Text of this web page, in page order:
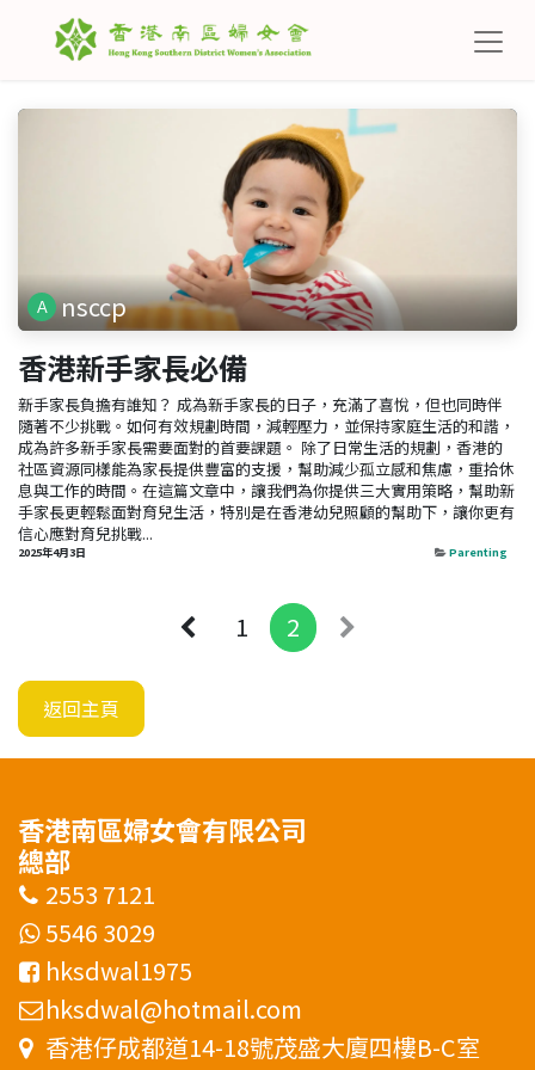
nsccp
香港新手家長必備
新手家長負擔有誰知？ 成為新手家長的日子，充滿了喜悅，但也同時伴
隨著不少挑戰。如何有效規劃時間，減輕壓力，並保持家庭生活的和諧，
成為許多新手家長需要面對的首要課題。 除了日常生活的規劃，香港的
社區資源同樣能為家長提供豐富的支援，幫助減少孤立感和焦慮，重拾休
息與工作的時間。在這篇文章中，讓我們為你提供三大實用策略，幫助新
手家長更輕鬆面對育兒生活，特別是在香港幼兒照顧的幫助下，讓你更有
信心應對育兒挑戰...
2025年4月3日 Parenting
1 2
返回主頁
香港南區婦女會有限公司
總部
2553 7121
5546 3029
hksdwal1975
hksdwal@hotmail.com
香港仔成都道14-18號茂盛大廈四樓B-C室